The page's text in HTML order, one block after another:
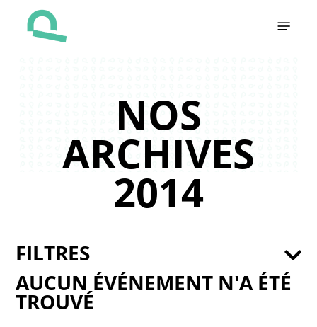
NOS
ARCHIVES
2014
AUCUN ÉVÉNEMENT N'A ÉTÉ
TROUVÉ
FILTRES